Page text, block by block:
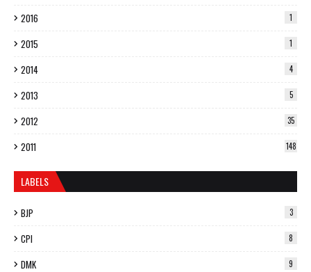
2016 1
2015 1
2014 4
2013 5
2012 35
2011 148
LABELS
BJP 3
CPI 8
DMK 9